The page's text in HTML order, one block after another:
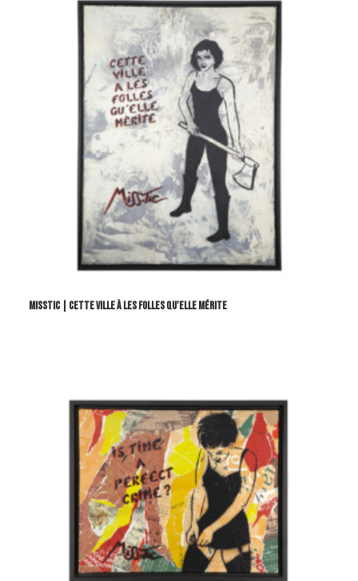
Misstic | Cette ville à les folles qu'elle mérite